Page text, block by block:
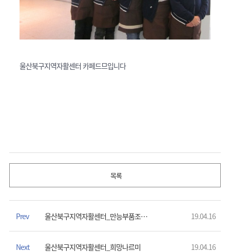
울산북구지역자활센터 카페드므입니다
목록
Prev 울산북구지역자활센터_만능부품조립센터 19.04.16
Next 울산북구지역자활센터_희망나르미 19.04.16